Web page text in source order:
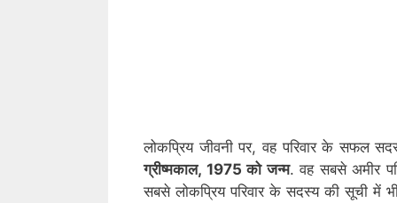
लोकप्रिय जीवनी पर, वह परिवार के सफल
ग्रीष्मकाल, 1975 को जन्म. वह सबसे अमीर
सबसे लोकप्रिय परिवार के सदस्य की सूची में